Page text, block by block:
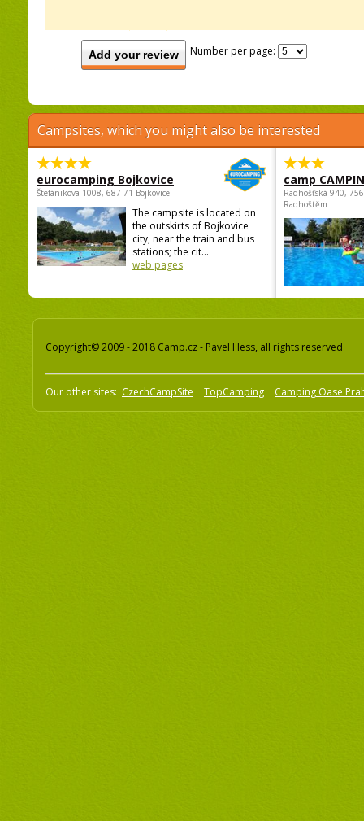
Add your review Number per page:
Campsites, which you might also be interested
eurocamping Bojkovice
Štefánikova 1008, 687 71 Bojkovice
The campsite is located on
the outskirts of Bojkovice
city, near the train and bus
stations; the cit...
web pages
camp
Radhošťská 940,
Radhoštěm
Copyright© 2009 - 2018 Camp.cz - Pavel Hess, all rights reserved
Our other sites: CzechCampSite TopCamping Camping Oase